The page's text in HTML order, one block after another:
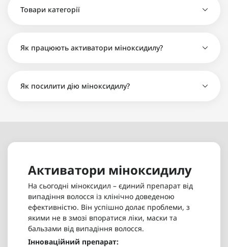
волосся "нічної фази" 100 мл - 520 грн
Комплекс лосьйонів для волосся DAY&NIGHT по
Органічний лосьйон Minox Day Organic для
волосся "денної фази" 100 мл - 520 грн
Товари категорії
Як працюють активатори міноксидилу?
Як посилити дію міноксидилу?
Активатори міноксидилу
На сьогодні міноксидил – єдиний препарат від
випадіння волосся із клінічно доведеною
ефективністю. Він успішно долає проблеми, з
якими не в змозі впоратися ліки, маски та
бальзами від випадіння волосся.
Інноваційний препарат: